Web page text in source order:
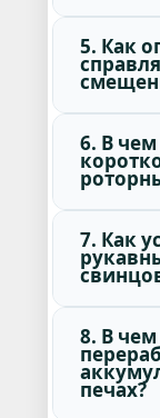
5. Как
6. В
7. Как
8. В
печах?